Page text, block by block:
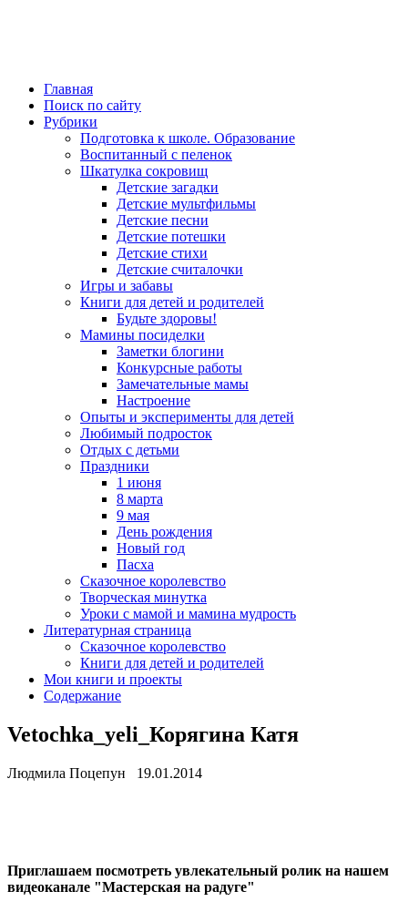
Главная
Поиск по сайту
Рубрики
Подготовка к школе. Образование
Воспитанный с пеленок
Шкатулка сокровищ
Детские загадки
Детские мультфильмы
Детские песни
Детские потешки
Детские стихи
Детские считалочки
Игры и забавы
Книги для детей и родителей
Будьте здоровы!
Мамины посиделки
Заметки блогини
Конкурсные работы
Замечательные мамы
Настроение
Опыты и эксперименты для детей
Любимый подросток
Отдых с детьми
Праздники
1 июня
8 марта
9 мая
День рождения
Новый год
Пасха
Сказочное королевство
Творческая минутка
Уроки с мамой и мамина мудрость
Литературная страница
Сказочное королевство
Книги для детей и родителей
Мои книги и проекты
Содержание
Vetochka_yeli_Корягина Катя
Людмила Поцепун 19.01.2014
Приглашаем посмотреть увлекательный ролик на нашем
видеоканале "Мастерская на радуге"